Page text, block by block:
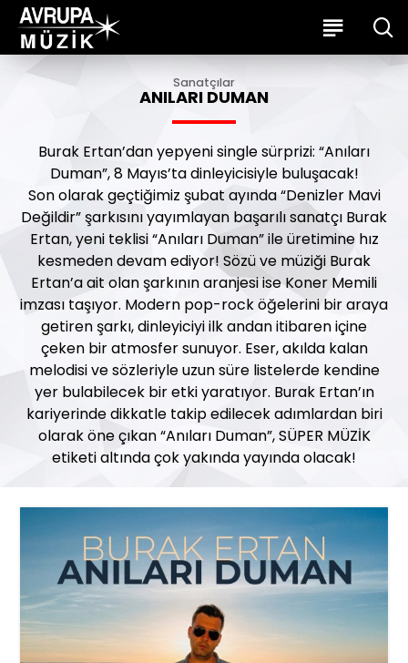
Sanatçılar
ANILARI DUMAN
Burak Ertan’dan yepyeni single sürprizi: “Anıları
Duman”, 8 Mayıs’ta dinleyicisiyle buluşacak!
Son olarak geçtiğimiz şubat ayında “Denizler Mavi
Değildir” şarkısını yayımlayan başarılı sanatçı Burak
Ertan, yeni teklisi “Anıları Duman” ile üretimine hız
kesmeden devam ediyor! Sözü ve müziği Burak
Ertan’a ait olan şarkının aranjesi ise Koner Memili
imzası taşıyor. Modern pop-rock öğelerini bir araya
getiren şarkı, dinleyiciyi ilk andan itibaren içine
çeken bir atmosfer sunuyor. Eser, akılda kalan
melodisi ve sözleriyle uzun süre listelerde kendine
yer bulabilecek bir etki yaratıyor. Burak Ertan’ın
kariyerinde dikkatle takip edilecek adımlardan biri
olarak öne çıkan “Anıları Duman”, SÜPER MÜZİK
etiketi altında çok yakında yayında olacak!